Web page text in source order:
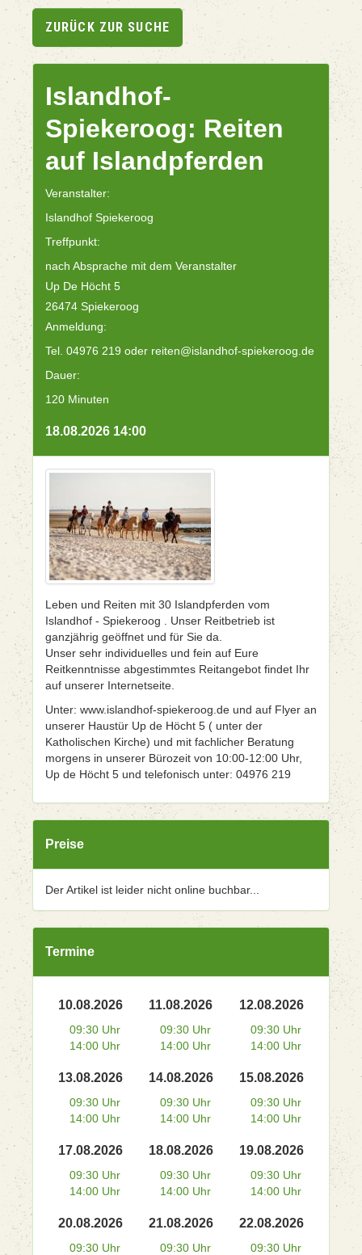
ZURÜCK ZUR SUCHE
Islandhof-
Spiekeroog: Reiten
auf Islandpferden
Veranstalter:
Islandhof Spiekeroog
Treffpunkt:
nach Absprache mit dem Veranstalter
Up De Höcht 5
26474 Spiekeroog
Anmeldung:
Tel. 04976 219 oder reiten@islandhof-spiekeroog.de
Dauer:
120 Minuten
18.08.2026 14:00
Leben und Reiten mit 30 Islandpferden vom
Islandhof - Spiekeroog . Unser Reitbetrieb ist
ganzjährig geöffnet und für Sie da.
Unser sehr individuelles und fein auf Eure
Reitkenntnisse abgestimmtes Reitangebot findet Ihr
auf unserer Internetseite.
Unter: www.islandhof-spiekeroog.de und auf Flyer an
unserer Haustür Up de Höcht 5 ( unter der
Katholischen Kirche) und mit fachlicher Beratung
morgens in unserer Bürozeit von 10:00-12:00 Uhr,
Up de Höcht 5 und telefonisch unter: 04976 219
Preise
Der Artikel ist leider nicht online buchbar...
Termine
10.08.2026
09:30 Uhr
14:00 Uhr
11.08.2026
09:30 Uhr
14:00 Uhr
12.08.2026
09:30 Uhr
14:00 Uhr
13.08.2026
09:30 Uhr
14:00 Uhr
14.08.2026
09:30 Uhr
14:00 Uhr
15.08.2026
09:30 Uhr
14:00 Uhr
17.08.2026
09:30 Uhr
14:00 Uhr
18.08.2026
09:30 Uhr
14:00 Uhr
19.08.2026
09:30 Uhr
14:00 Uhr
20.08.2026
09:30 Uhr
21.08.2026
09:30 Uhr
22.08.2026
09:30 Uhr